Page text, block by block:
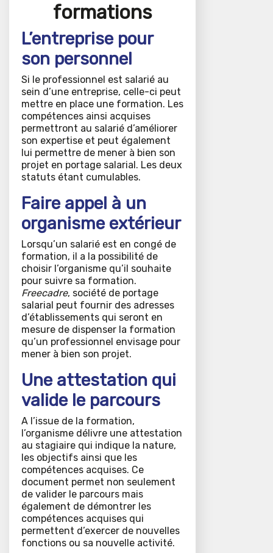
formations
L’entreprise pour
son personnel
Si le professionnel est salarié au
sein d’une entreprise, celle-ci peut
mettre en place une formation. Les
compétences ainsi acquises
permettront au salarié d’améliorer
son expertise et peut également
lui permettre de mener à bien son
projet en portage salarial. Les deux
statuts étant cumulables.
Faire appel à un
organisme extérieur
Lorsqu’un salarié est en congé de
formation, il a la possibilité de
choisir l’organisme qu’il souhaite
pour suivre sa formation.
Freecadre, société de portage
salarial peut fournir des adresses
d’établissements qui seront en
mesure de dispenser la formation
qu’un professionnel envisage pour
mener à bien son projet.
Une attestation qui
valide le parcours
A l’issue de la formation,
l’organisme délivre une attestation
au stagiaire qui indique la nature,
les objectifs ainsi que les
compétences acquises. Ce
document permet non seulement
de valider le parcours mais
également de démontrer les
compétences acquises qui
permettent d’exercer de nouvelles
fonctions ou sa nouvelle activité.